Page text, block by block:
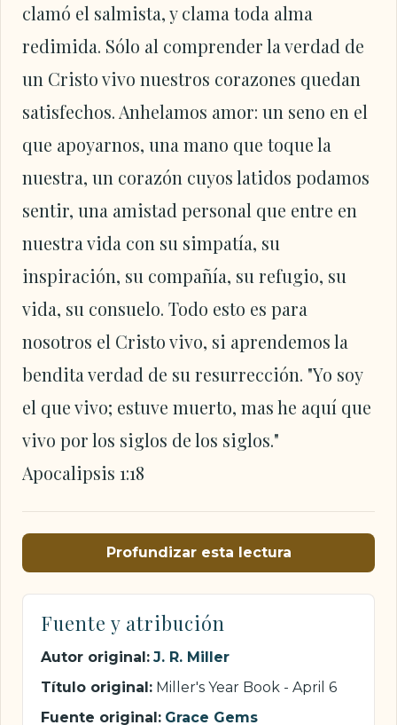
clamó el salmista, y clama toda alma
redimida. Sólo al comprender la verdad de
un Cristo vivo nuestros corazones quedan
satisfechos. Anhelamos amor: un seno en el
que apoyarnos, una mano que toque la
nuestra, un corazón cuyos latidos podamos
sentir, una amistad personal que entre en
nuestra vida con su simpatía, su
inspiración, su compañía, su refugio, su
vida, su consuelo. Todo esto es para
nosotros el Cristo vivo, si aprendemos la
bendita verdad de su resurrección. "Yo soy
el que vivo; estuve muerto, mas he aquí que
vivo por los siglos de los siglos."
Apocalipsis 1:18
Profundizar esta lectura
Fuente y atribución
Autor original: J. R. Miller
Título original: Miller's Year Book - April 6
Fuente original: Grace Gems